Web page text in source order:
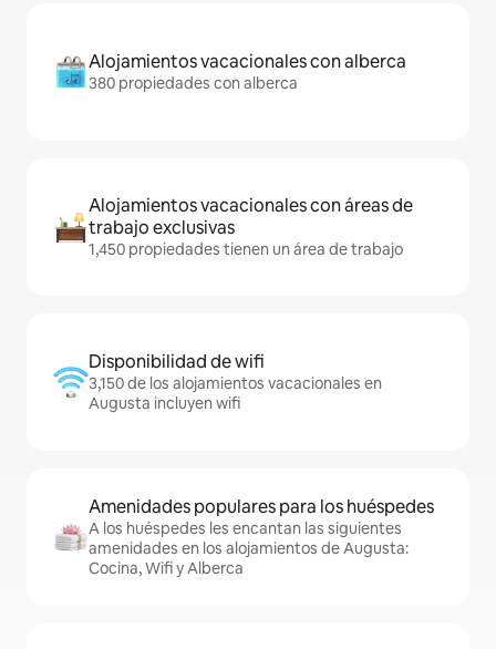
Alojamientos vacacionales con alberca
380 propiedades con alberca
Alojamientos vacacionales con áreas de
trabajo exclusivas
1,450 propiedades tienen un área de trabajo
Disponibilidad de wifi
3,150 de los alojamientos vacacionales en
Augusta incluyen wifi
Amenidades populares para los huéspedes
A los huéspedes les encantan las siguientes
amenidades en los alojamientos de Augusta:
Cocina, Wifi y Alberca